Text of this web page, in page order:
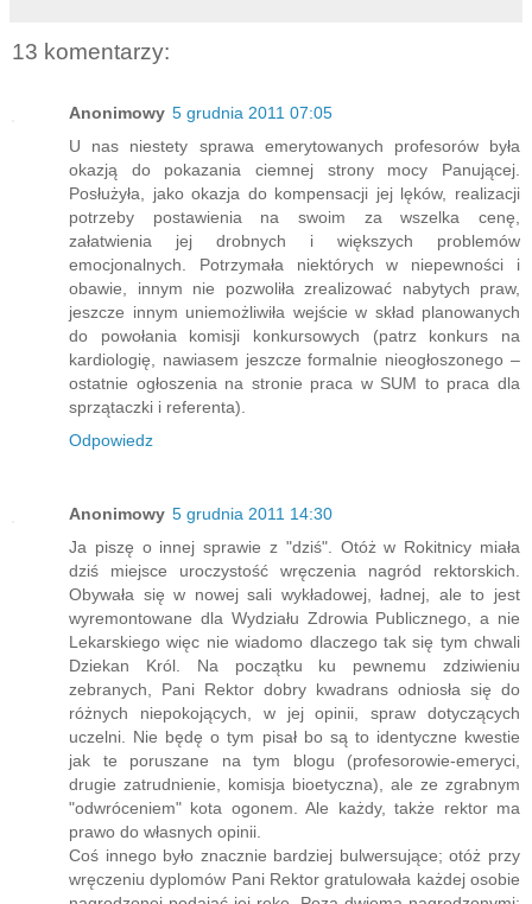
13 komentarzy:
Anonimowy 5 grudnia 2011 07:05
U nas niestety sprawa emerytowanych profesorów była
okazją do pokazania ciemnej strony mocy Panującej.
Posłużyła, jako okazja do kompensacji jej lęków, realizacji
potrzeby postawienia na swoim za wszelka cenę,
załatwienia jej drobnych i większych problemów
emocjonalnych. Potrzymała niektórych w niepewności i
obawie, innym nie pozwoliła zrealizować nabytych praw,
jeszcze innym uniemożliwiła wejście w skład planowanych
do powołania komisji konkursowych (patrz konkurs na
kardiologię, nawiasem jeszcze formalnie nieogłoszonego –
ostatnie ogłoszenia na stronie praca w SUM to praca dla
sprzątaczki i referenta).
Odpowiedz
Anonimowy 5 grudnia 2011 14:30
Ja piszę o innej sprawie z "dziś". Otóż w Rokitnicy miała
dziś miejsce uroczystość wręczenia nagród rektorskich.
Obywała się w nowej sali wykładowej, ładnej, ale to jest
wyremontowane dla Wydziału Zdrowia Publicznego, a nie
Lekarskiego więc nie wiadomo dlaczego tak się tym chwali
Dziekan Król. Na początku ku pewnemu zdziwieniu
zebranych, Pani Rektor dobry kwadrans odniosła się do
różnych niepokojących, w jej opinii, spraw dotyczących
uczelni. Nie będę o tym pisał bo są to identyczne kwestie
jak te poruszane na tym blogu (profesorowie-emeryci,
drugie zatrudnienie, komisja bioetyczna), ale ze zgrabnym
"odwróceniem" kota ogonem. Ale każdy, także rektor ma
prawo do własnych opinii.
Coś innego było znacznie bardziej bulwersujące; otóż przy
wręczeniu dyplomów Pani Rektor gratulowała każdej osobie